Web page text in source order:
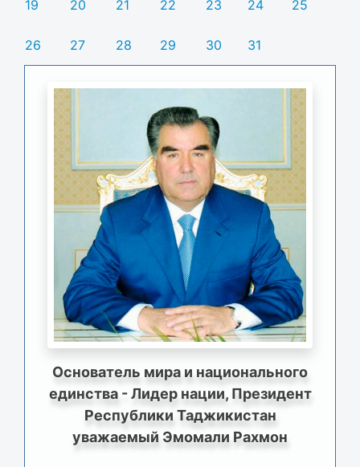
19 20 21 22 23 24 25
26 27 28 29 30 31
Основатель мира и национального
единства - Лидер нации, Президент
Республики Таджикистан
уважаемый Эмомали Рахмон